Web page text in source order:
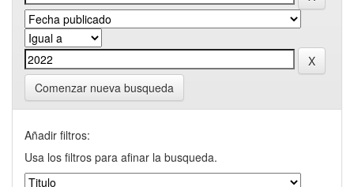
Comenzar nueva busqueda
Añadir filtros:
Usa los filtros para afinar la busqueda.